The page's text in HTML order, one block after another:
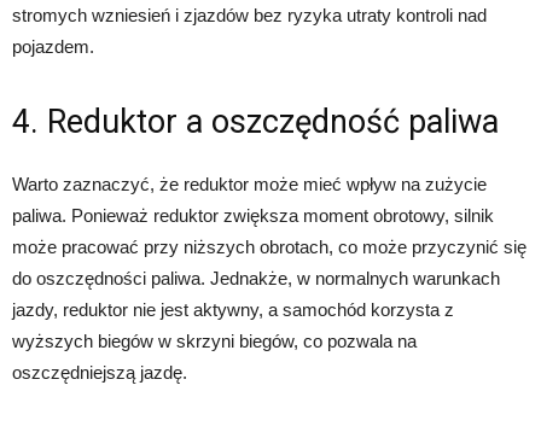
stromych wzniesień i zjazdów bez ryzyka utraty kontroli nad
pojazdem.
4. Reduktor a oszczędność paliwa
Warto zaznaczyć, że reduktor może mieć wpływ na zużycie
paliwa. Ponieważ reduktor zwiększa moment obrotowy, silnik
może pracować przy niższych obrotach, co może przyczynić się
do oszczędności paliwa. Jednakże, w normalnych warunkach
jazdy, reduktor nie jest aktywny, a samochód korzysta z
wyższych biegów w skrzyni biegów, co pozwala na
oszczędniejszą jazdę.